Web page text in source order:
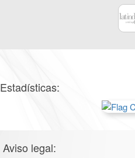
Estadísticas:
Aviso legal: